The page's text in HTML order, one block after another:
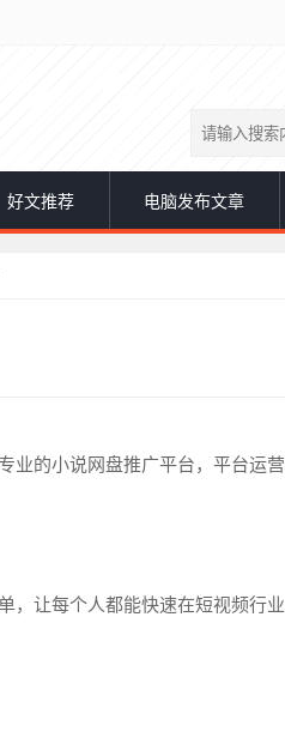
好文推荐 电脑发布文章
业的小说网盘推广平台，平台运营
，让每个人都能快速在短视频行业